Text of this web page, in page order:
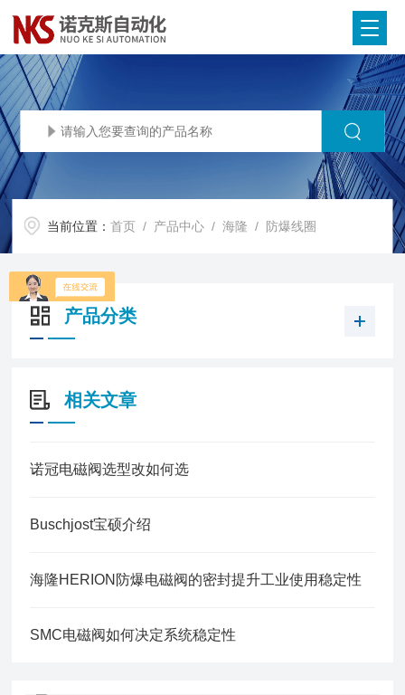
当前位置：首页 / 产品中心 /海隆 / 防爆线圈
产品分类
相关文章
诺冠电磁阀选型改如何选
Buschjost宝硕介绍
海隆HERION防爆电磁阀的密封提升工业使用稳定性
SMC电磁阀如何决定系统稳定性